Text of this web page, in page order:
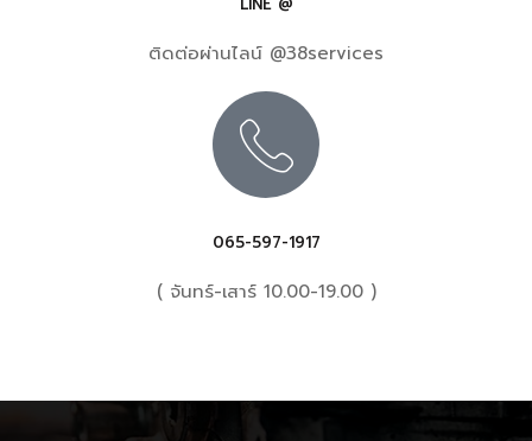
ติดต่อผ่านไลน์ @38services
065-597-1917
( จันทร์-เสาร์ 10.00-19.00 )